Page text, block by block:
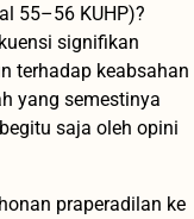
55–56 KUHP)?
signifikan
terhadap keabsahan
yang semestinya
saja oleh opini
praperadilan ke